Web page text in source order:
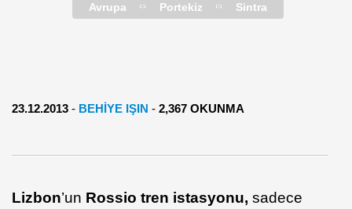
Avrupa Portekiz Sintra
23.12.2013 - BEHİYE IŞIN - 2,367 OKUNMA
Lizbon’un Rossio tren istasyonu, sadece